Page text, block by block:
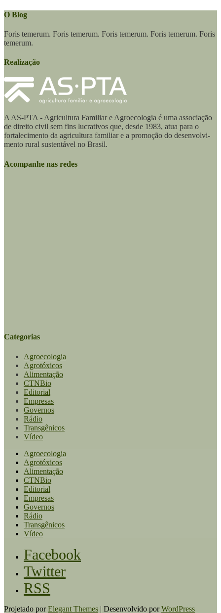
O Blog
Foris temerum. Foris temerum. Foris temerum. Foris temerum. Foris
temerum.
Realização
A AS-PTA - Agricultura Familiar e Agro­ecologia é uma associação
de direito civil sem fins lucrativos que, desde 1983, atua para o
fortalecimento da agricultura familiar e a promoção do desenvolvi­
mento rural sustentável no Brasil.
Acompanhe nas redes
Categorias
Agroecologia
Agrotóxicos
Alimentação
CTNBio
Editorial
Empresas
Governos
Rádio
Transgênicos
Vídeo
Agroecologia
Agrotóxicos
Alimentação
CTNBio
Editorial
Empresas
Governos
Rádio
Transgênicos
Vídeo
Facebook
Twitter
RSS
Projetado porElegant Themes | Desenvolvido porWordPress